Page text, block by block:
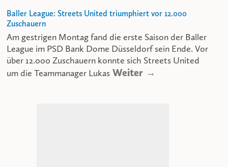
Baller League: Streets United triumphiert vor 12.000
Zuschauern
Am gestrigen Montag fand die erste Saison der Baller
League im PSD Bank Dome Düsseldorf sein Ende. Vor
über 12.000 Zuschauern konnte sich Streets United
um die Teammanager Lukas Weiter →